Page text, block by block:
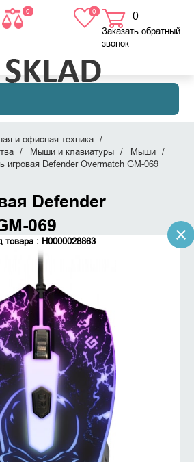
0 0 0
в корзине
Заказать обратный
звонок
и офисная техника
Мыши и клавиатуры
Мыши
игровая Defender Overmatch GM-069
Defender
069
товара : Н0000028863